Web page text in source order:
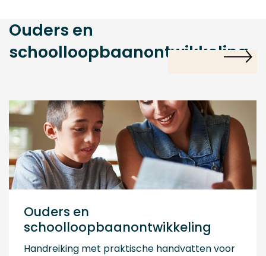
Ouders en
schoolloopbaanontwikkeling
Ouders en
schoolloopbaanontwikkeling
Handreiking met praktische handvatten voor